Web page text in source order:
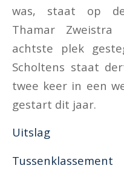
was, staat op
Thamar
achtste plek
Scholtens staat
twee keer in een
gestart dit jaar.
Uitslag
Tussenklassement